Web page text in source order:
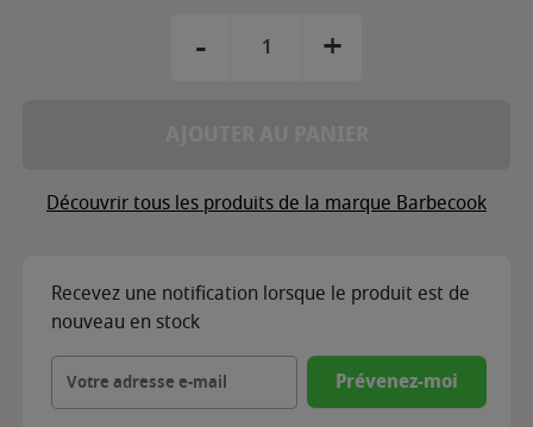
- +
Découvrir tous les produits de la marque Barbecook
Recevez une notification lorsque le produit est de
nouveau en stock
Prévenez-moi